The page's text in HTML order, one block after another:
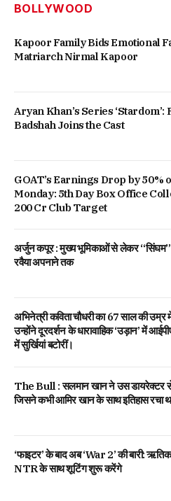
BOLLYWOOD
Kapoor Family Bids Emotional
Matriarch Nirmal Kapoor
Aryan Khan’s Series ‘Stardom’:
Badshah Joins the Cast
GOAT’s Earnings Drop by 50%
Monday: 5th Day Box Office
200 Cr Club Target
अर्जुन कपूर : मुख्य भूमिकाओं से लेकर “सिंघम”
रवैया अपनाने तक
अभिनेत्री कविता चौधरी का 67 साल की उम्र
उन्होंने दूरदर्शन के धारावाहिक ‘उड़ान’ में
में सुर्खियां बटोरीं।
The Bull : सलमान खान ने उस डायरेक्टर से
जिसने कभी आमिर खान के साथ इतिहास रचा
‘फाइटर’ के बाद अब ‘War 2’ की बारी:
NTR के साथ शूटिंग शुरू करेंगे